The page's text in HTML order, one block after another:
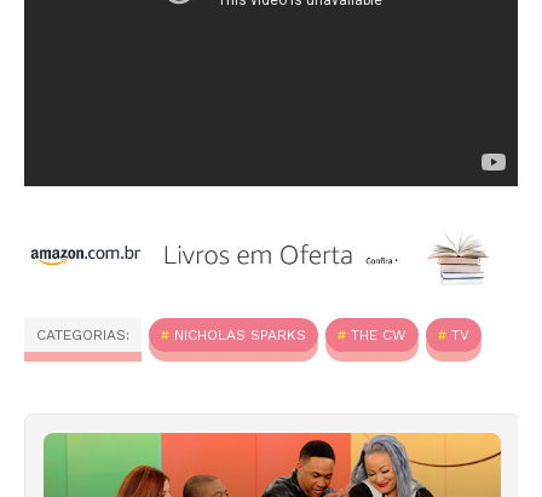
CATEGORIAS: NICHOLAS SPARKS THE CW TV